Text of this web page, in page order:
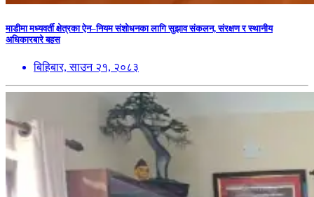
माडीमा मध्यवर्ती क्षेत्रका ऐन–नियम संशोधनका लागि सुझाव संकलन, संरक्षण र स्थानीय
अधिकारबारे बहस
बिहिबार, साउन २१, २०८३